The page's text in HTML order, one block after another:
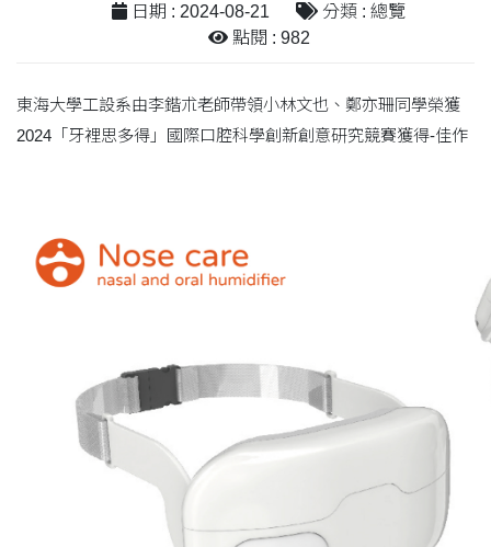
日期 : 2024-08-21
分類 : 總覽
點閱 : 982
東海大學工設系由李鍇朮老師帶領小林文也、鄭亦珊同學榮獲
2024「牙裡思多得」國際口腔科學創新創意研究競賽獲得-佳作